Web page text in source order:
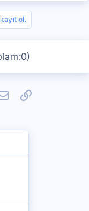
ol.
E-postaLink